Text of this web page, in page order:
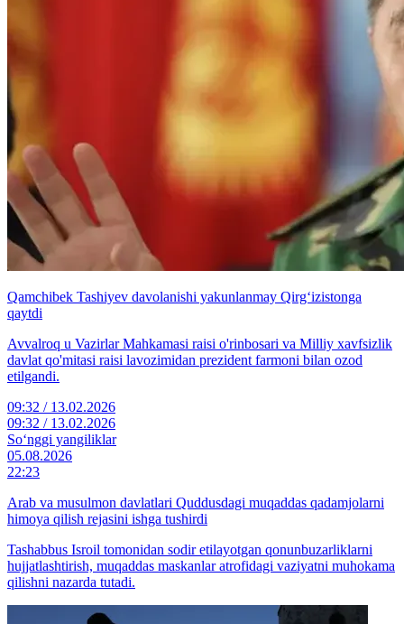
Qamchibek Tashiyev davolanishi yakunlanmay Qirg‘izistonga
qaytdi
Avvalroq u Vazirlar Mahkamasi raisi o'rinbosari va Milliy xavfsizlik
davlat qo'mitasi raisi lavozimidan prezident farmoni bilan ozod
etilgandi.
09:32 / 13.02.2026
09:32 / 13.02.2026
So‘nggi yangiliklar
05.08.2026
22:23
Arab va musulmon davlatlari Quddusdagi muqaddas qadamjolarni
himoya qilish rejasini ishga tushirdi
Tashabbus Isroil tomonidan sodir etilayotgan qonunbuzarliklarni
hujjatlashtirish, muqaddas maskanlar atrofidagi vaziyatni muhokama
qilishni nazarda tutadi.